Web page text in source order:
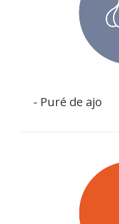
- Puré de ajo